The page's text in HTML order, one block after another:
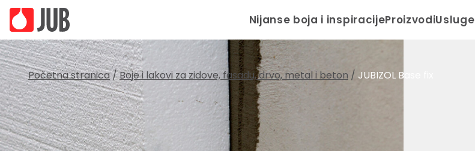
Nijanse boja i inspiracijeProizvodiUsluge
Početna stranica/Boje i lakovi za zidove, fasadu, drvo, metal i beton / JUBIZOL Base fix